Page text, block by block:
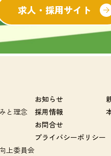
求人・採用サイト
と理念
上委員会
お知らせ
採用情報
お問合せ
プライバシーポリシー